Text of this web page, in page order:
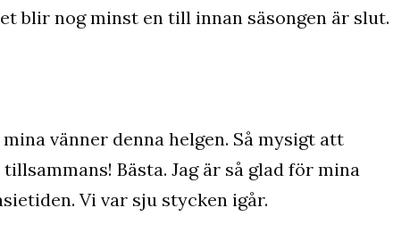
blir nog minst en till innan säsongen är slut.
vänner denna helgen. Så mysigt att
Bästa. Jag är så glad för mina
Vi var sju stycken igår.